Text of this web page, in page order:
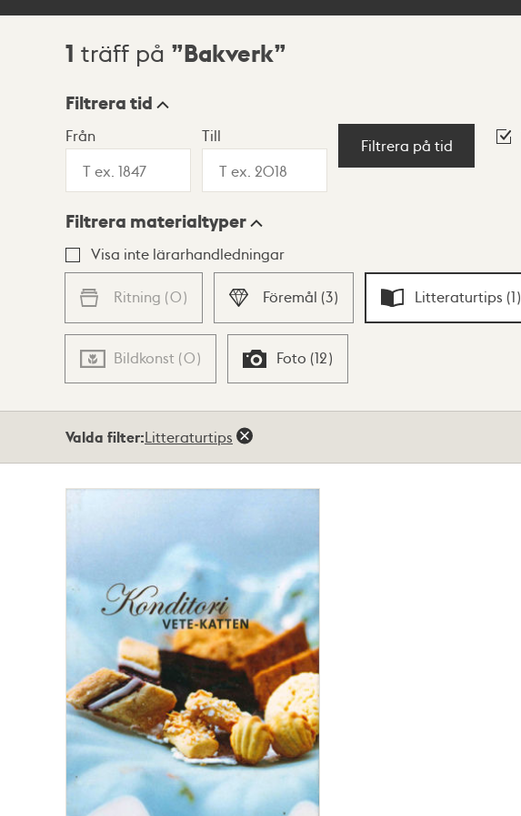
Sökresultat
1 träff på Bakverk
Visningsläge
Lista Karta
Filtrera tid
Från Till
Filtrera på tid
Filtrera materialtyper
Visa inte lärarhandledningar
Ritning (0) Föremål (3) Litteraturtips (1)
Bildkonst (0) Foto (12)
Valda filter:Litteraturtips